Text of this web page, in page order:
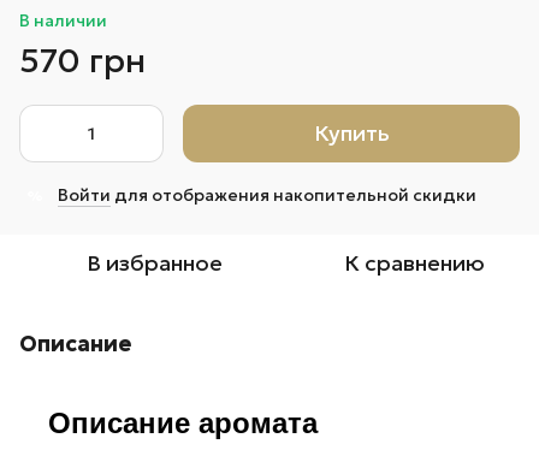
В наличии
570 грн
Купить
Войти для отображения накопительной скидки
В избранное К сравнению
Описание
Описание аромата